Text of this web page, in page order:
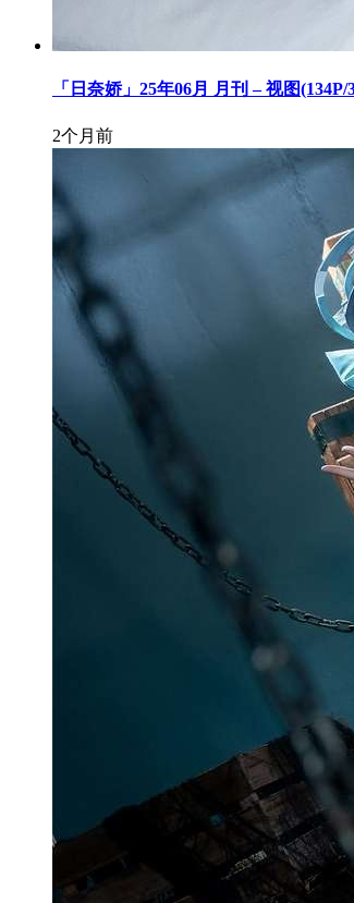
「日奈娇」25年06月 月刊 – 视图
2个月前